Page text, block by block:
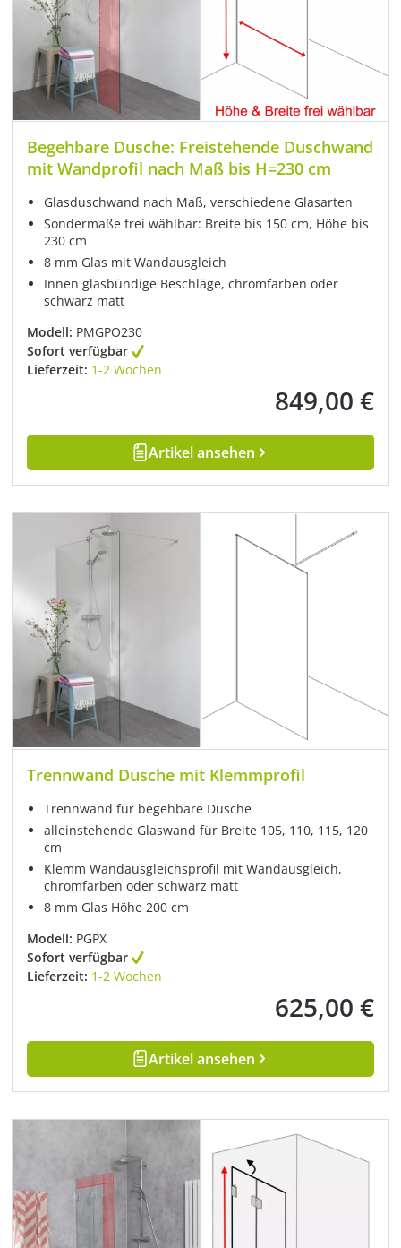
Begehbare Dusche: Freistehende Duschwand
mit Wandprofil nach Maß bis H=230 cm
Glasduschwand nach Maß, verschiedene Glasarten
Sondermaße frei wählbar: Breite bis 150 cm, Höhe bis
230 cm
8 mm Glas mit Wandausgleich
Innen glasbündige Beschläge, chromfarben oder
schwarz matt
Modell: PMGPO230
Sofort verfügbar
Lieferzeit: 1-2 Wochen
Regulärer Preis:
849,00 €
Artikel ansehen
Trennwand Dusche mit Klemmprofil
Trennwand für begehbare Dusche
alleinstehende Glaswand für Breite 105, 110, 115, 120
cm
Klemm Wandausgleichsprofil mit Wandausgleich,
chromfarben oder schwarz matt
8 mm Glas Höhe 200 cm
Modell: PGPX
Sofort verfügbar
Lieferzeit: 1-2 Wochen
Regulärer Preis:
625,00 €
Artikel ansehen